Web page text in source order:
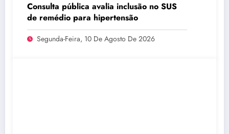
Consulta pública avalia inclusão no SUS
de remédio para hipertensão
Segunda-Feira, 10 De Agosto De 2026